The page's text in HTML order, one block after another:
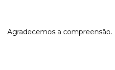
Agradecemos a compreensão.